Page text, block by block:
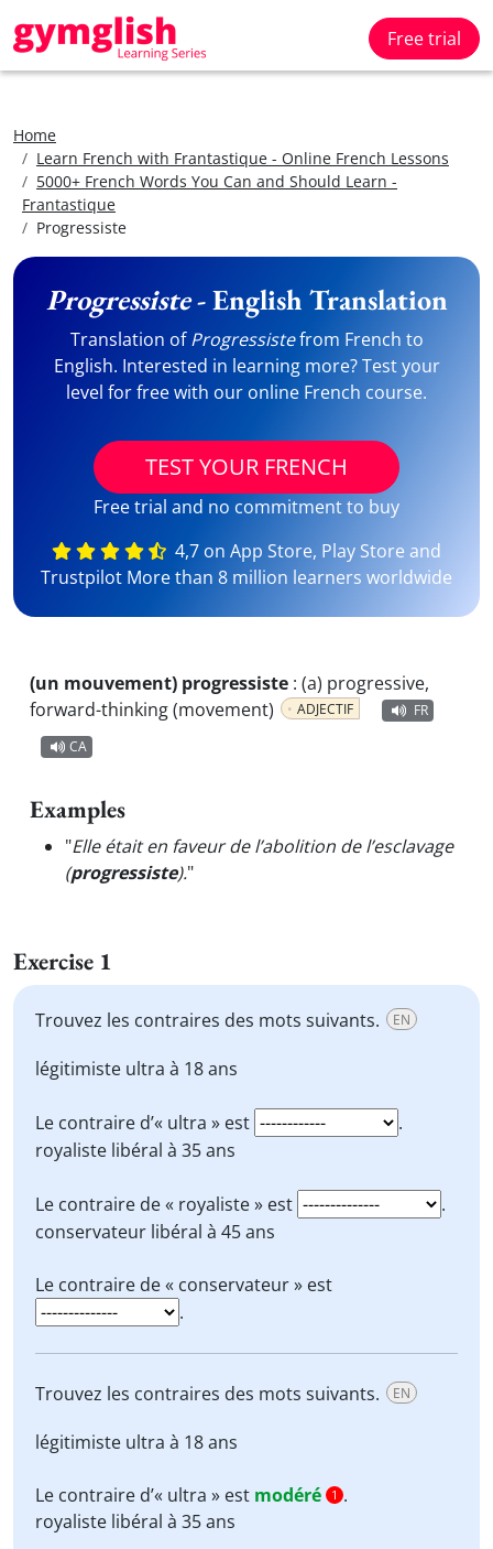
Free trial
Home
Learn French with Frantastique - Online French Lessons
5000+ French Words You Can and Should Learn -
Frantastique
Progressiste
Progressiste- English Translation
Translation ofProgressistefrom French to
English. Interested in learning more? Test your
level for free with our online French course.
TEST YOUR FRENCH
Free trial and no commitment to buy
4,7 on App Store, Play Store and
Trustpilot More than 8 million learners worldwide
(un mouvement) progressiste : (a) progressive,
forward-thinking (movement)
ADJECTIF
FR
CA
Examples
"Elle était en faveur de l’abolition de l’esclavage
(progressiste)."
Exercise 1
Trouvez les contraires des mots suivants. EN
légitimiste ultra à 18 ans
Le contraire d’« ultra » est
.
royaliste libéral à 35 ans
Le contraire de « royaliste » est
.
conservateur libéral à 45 ans
Le contraire de « conservateur » est
.
Trouvez les contraires des mots suivants. EN
légitimiste ultra à 18 ans
Le contraire d’« ultra » est modéré 1 .
royaliste libéral à 35 ans